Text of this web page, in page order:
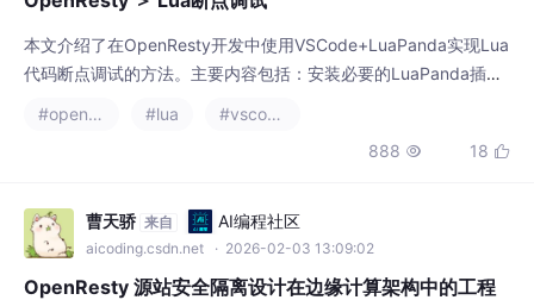
本文介绍了在OpenResty开发中使用VSCode+LuaPanda实现Lua
代码断点调试的方法。主要内容包括：安装必要的LuaPanda插件
环境、设置OpenResty的Lua路径、在代码中嵌入调试器启动代
码，以及详细的调试操作步骤。文章还提供了常见问题解决方案和
#openresty #lua
#vscode
888  18 
曹天骄 来自 AI编程社区
aicoding.csdn.net · 2026-02-03 13:09:02
OpenResty 源站安全隔离设计在边缘计算架构中的工程